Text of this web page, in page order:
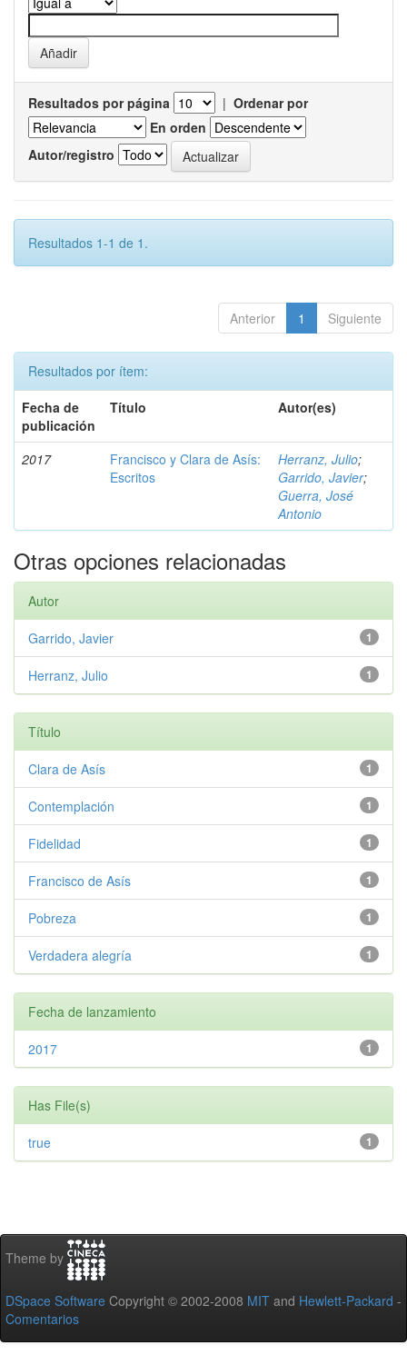
Resultados por página | Ordenar por
En orden
Autor/registro
Resultados 1-1 de 1.
Anterior 1 Siguiente
Resultados por ítem:
Fecha de
publicación
Título Autor(es)
2017
Francisco y Clara de Asís:
Escritos
Herranz, Julio;
Garrido, Javier;
Guerra, José
Antonio
Otras opciones relacionadas
Autor
1
Garrido, Javier
1
Herranz, Julio
Título
1
Clara de Asís
1
Contemplación
1
Fidelidad
1
Francisco de Asís
1
Pobreza
1
Verdadera alegría
Fecha de lanzamiento
1
2017
Has File(s)
1
true
Theme by
DSpace Software Copyright © 2002-2008 MIT and Hewlett-Packard -
Comentarios